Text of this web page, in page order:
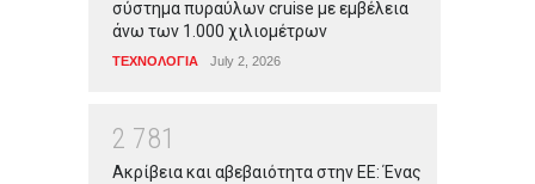
σύστημα πυραύλων cruise με εμβέλεια
άνω των 1.000 χιλιομέτρων
ΤΕΧΝΟΛΟΓΙΑ July 2, 2026
2 781
Ακρίβεια και αβεβαιότητα στην ΕΕ: Ένας